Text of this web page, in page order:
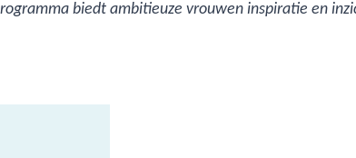
biedt ambitieuze vrouwen inspiratie en